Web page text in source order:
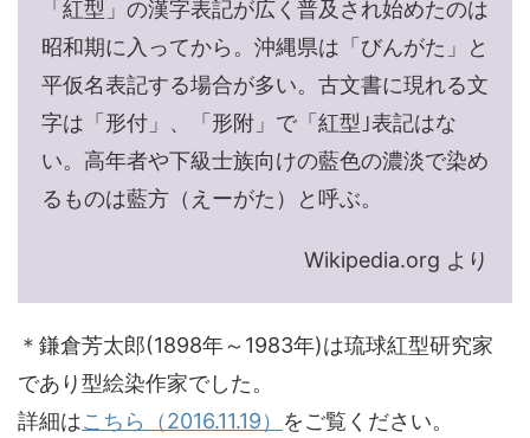
「紅型」の漢字表記が広く普及され始めたのは
昭和期に入ってから。沖縄県は「びんがた」と
平仮名表記する場合が多い。古文書に現れる文
字は「形付」、「形附」で「紅型｣表記はな
い。高年者や下級士族向けの藍色の濃淡で染め
るものは藍方（えーがた）と呼ぶ。
Wikipedia.org より
＊鎌倉芳太郎(1898年～1983年)は琉球紅型研究家
であり型絵染作家でした。
詳細はこちら（2016.11.19） をご覧ください。